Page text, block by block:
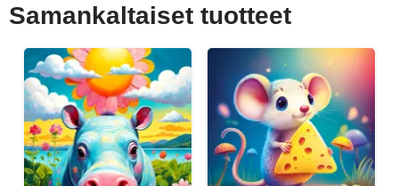
Samankaltaiset tuotteet